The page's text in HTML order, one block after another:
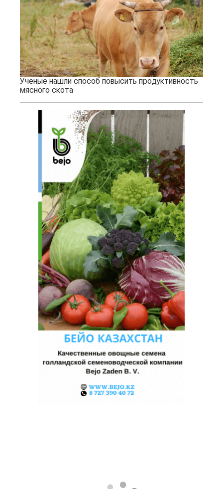
Ученые нашли способ повысить продуктивность
мясного скота